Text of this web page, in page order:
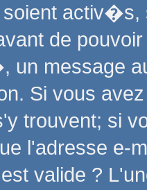
soient
de
message
Si vous
trouvent; si
l'adresse e-
valide ?